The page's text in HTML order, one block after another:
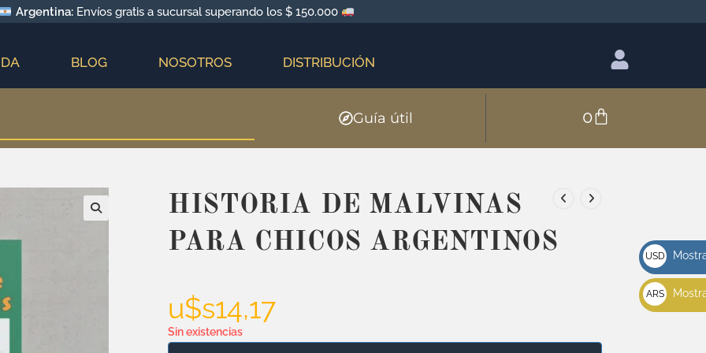
Argentina:Envíos gratis a sucursal superando los $ 150.000
BLOG NOSOTROS DISTRIBUCIÓN
Guía útil 0
HISTORIA DE MALVINAS
PARA CHICOS ARGENTINOS
u$s14,17
Sin existencias
USD
u$s
ARS
$